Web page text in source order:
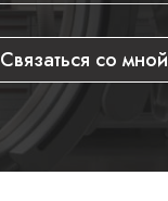
Связаться со мной